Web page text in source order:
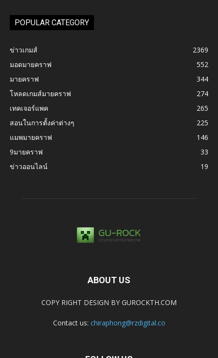
POPULAR CATEGORY
ข่าวเกมส์
2369
มอดมายคราฟ
552
มายคราฟ
344
โหลดเกมส์มายคราฟ
274
เทคเจอร์แพค
265
สอนในการตั้งค่าต่างๆ
225
แมพมายคราฟ
146
9มายคราฟ
33
ข่าวออนไลน์
19
ABOUT US
COPY RIGHT DESIGN BY GUROCKTH.COM
Contact us: chiraphong@rzdigital.co